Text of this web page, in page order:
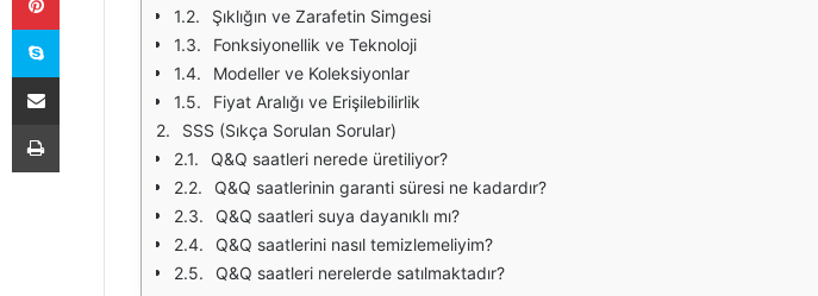
Şıklığın ve Zarafetin Simgesi
Fonksiyonellik ve Teknoloji
Modeller ve Koleksiyonlar
Fiyat Aralığı ve Erişilebilirlik
SSS (Sıkça Sorulan Sorular)
Q&Q saatleri nerede üretiliyor?
Q&Q saatlerinin garanti süresi ne kadardır?
Q&Q saatleri suya dayanıklı mı?
Q&Q saatlerini nasıl temizlemeliyim?
Q&Q saatleri nerelerde satılmaktadır?
Skype
E-Posta ile paylaş